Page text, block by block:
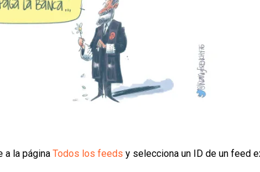
a la páginaTodos los feeds y selecciona un ID de un feed